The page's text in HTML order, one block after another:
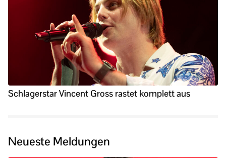
Schlagerstar Vincent Gross rastet komplett aus
Neueste Meldungen